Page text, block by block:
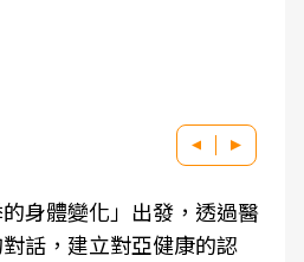
身體變化」出發，透過醫
話，建立對亞健康的認